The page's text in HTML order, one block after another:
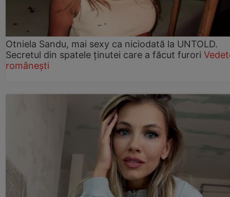
Otniela Sandu, mai sexy ca niciodată la UNTOLD.
Secretul din spatele ținutei care a făcut furori
românești